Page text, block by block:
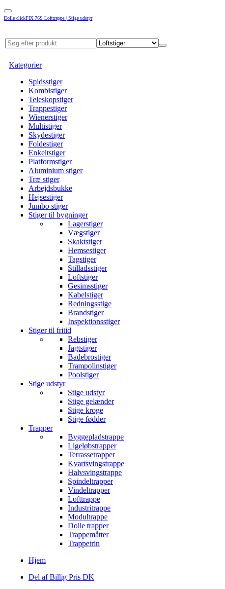
Dolle clickFIX 76S Lofttrappe | Stige udstyr
Kategorier
Spidsstiger
Kombistiger
Teleskopstiger
Trappestiger
Wienerstiger
Multistiger
Skydestiger
Foldestiger
Enkeltstiger
Platformstiger
Aluminium stiger
Træ stiger
Arbejdsbukke
Hejsestiger
Jumbo stiger
Stiger til bygninger
Lagerstiger
Vægstiger
Skaktstiger
Hemsestiger
Tagstiger
Stilladsstiger
Loftstiger
Gesimsstiger
Kabelstiger
Redningsstige
Brandstiger
Inspektionsstiger
Stiger til fritid
Rebstiger
Jagtstiger
Badebrostiger
Trampolinstiger
Poolstiger
Stige udstyr
Stige udstyr
Stige gelænder
Stige kroge
Stige fødder
Trapper
Byggepladstrappe
Ligeløbstrapper
Terrassetrapper
Kvartsvingstrappe
Halvsvingstrappe
Spindeltrapper
Vindeltrapper
Lofttrappe
Industritrappe
Modultrappe
Dolle trapper
Trappemåtter
Trappetrin
Hjem
Del af Billig Pris DK